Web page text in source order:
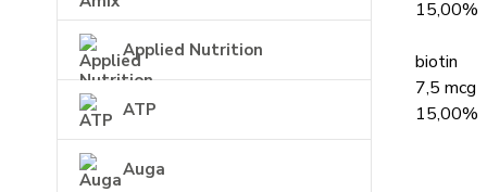
Applied Nutrition
ATP
Auga
15,00%
biotin
7,5 mcg
15,00%